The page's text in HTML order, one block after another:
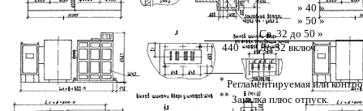
» 40 »
» 50 »
Св. 32 до 50 »
440
До 32 включ.
______
* Регламентируемая или
** Закалка плюс отпуск.